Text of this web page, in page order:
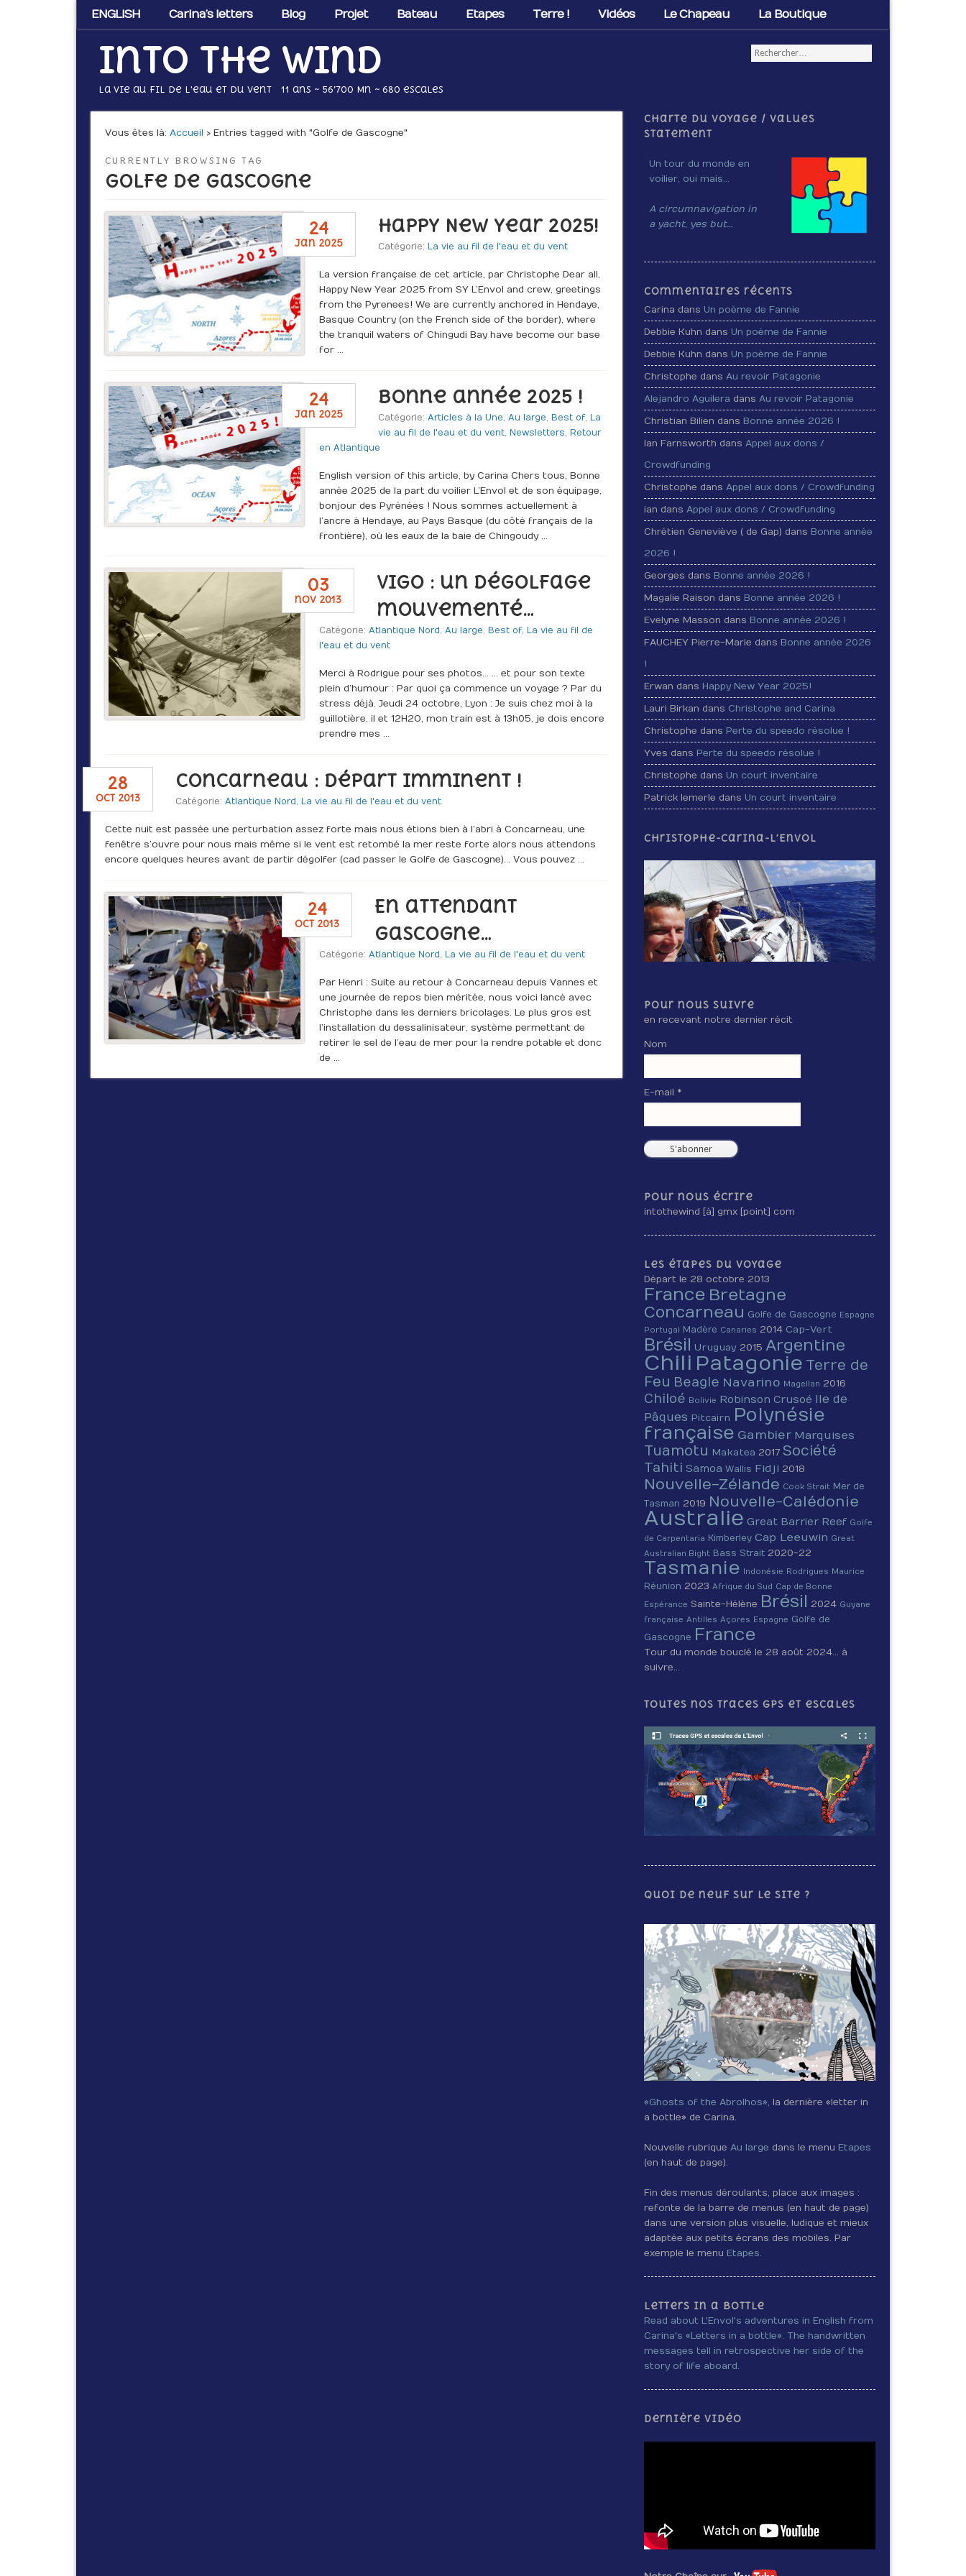
ENGLISH Carina’s letters Blog Projet Bateau Etapes Terre ! Vidéos Le Chapeau La Boutique
Into the wind
La vie au fil de l'eau et du vent 11 ans ~ 56’700 Mn ~ 680 escales
Vous êtes là : Accueil › Entries tagged with "Golfe de Gascogne"
CURRENTLY BROWSING TAG
Golfe de Gascogne
24
jan 2025
Happy New Year 2025!
Catégorie:La vie au fil de l'eau et du vent
La version française de cet article, par Christophe Dear all,
Happy New Year 2025 from SY L’Envol and crew, greetings
from the Pyrenees! We are currently anchored in Hendaye,
Basque Country (on the French side of the border), where
the tranquil waters of Chingudi Bay have become our base
for …
24
jan 2025
Bonne année 2025 !
Catégorie:Articles à la Une ,Au large ,Best of,La
vie au fil de l'eau et du vent ,Newsletters ,Retour
en Atlantique
English version of this article, by Carina Chers tous, Bonne
année 2025 de la part du voilier L’Envol et de son équipage,
bonjour des Pyrénées ! Nous sommes actuellement à
l’ancre à Hendaye, au Pays Basque (du côté français de la
frontière), où les eaux de la baie de Chingoudy …
03
nov 2013
Vigo : un dégolfage
mouvementé…
Catégorie: Atlantique Nord , Au large, Best of, La vie au fil de
l'eau et du vent
Merci à Rodrigue pour ses photos… … et pour son texte
plein d’humour : Par quoi ça commence un voyage ? Par du
stress déjà. Jeudi 24 octobre, Lyon : Je suis chez moi à la
guillotière, il et 12H2O, mon train est à 13h05, je dois encore
prendre mes …
28
oct 2013
Concarneau : départ imminent !
Catégorie: Atlantique Nord , La vie au fil de l'eau et du vent
Cette nuit est passée une perturbation assez forte mais nous étions bien à l’abri à Concarneau, une
fenêtre s’ouvre pour nous mais même si le vent est retombé la mer reste forte alors nous attendons
encore quelques heures avant de partir dégolfer (cad passer le Golfe de Gascogne)… Vous pouvez …
24
oct 2013
En attendant
Gascogne…
Catégorie: Atlantique Nord La vie au fil de l'eau et du vent
Par Henri : Suite au retour à Concarneau depuis Vannes et
une journée de repos bien méritée, nous voici lancé avec
Christophe dans les derniers bricolages. Le plus gros est
l’installation du dessalinisateur, système permettant de
retirer le sel de l’eau de mer pour la rendre potable et donc
de …
Charte du voyage / Values
Statement
Un tour du monde en
voilier, oui mais…
A circumnavigation in
a yacht, yes but…
Commentaires récents
Carina dans Un poème de Fannie
Debbie Kuhn dans Un poème de Fannie
Debbie Kuhn dans Un poème de Fannie
Christophe dansAu revoir Patagonie
Alejandro Aguilera dansAu revoir Patagonie
Christian Bilien dans Bonne année 2026 !
Ian Farnsworth dansAppel aux dons /
Crowdfunding
Christophe dansAppel aux dons / Crowdfunding
ian dansAppel aux dons / Crowdfunding
Chrétien Geneviève ( de Gap) dans Bonne année
2026 !
Georges dans Bonne année 2026 !
Magalie Raison dans Bonne année 2026 !
Evelyne Masson dans Bonne année 2026 !
FAUCHEY Pierre-Marie dans Bonne année 2026
!
Erwan dans Happy New Year 2025!
Lauri Birkan dans Christophe and Carina
Christophe dans Perte du speedo résolue !
Yves dans Perte du speedo résolue !
Christophe dans Un court inventaire
Patrick lemerle dans Un court inventaire
Christophe-Carina-L’Envol
Pour nous suivre
en recevant notre dernier récit
Nom
E-mail *
Pour nous écrire
intothewind [à] gmx [point] com
Les étapes du voyage
Départ le 28 octobre 2013
France Bretagne
Concarneau Golfe de Gascogne Espagne
Portugal Madère Canaries 2014 Cap-Vert
Brésil Uruguay 2015Argentine
Chili Patagonie Terre de
Feu Beagle Navarino Magellan 2016
Chiloé Bolivie Robinson Crusoé Ile de
Pâques Pitcairn Polynésie
française Gambier Marquises
Tuamotu Makatea 2017Société
Tahiti Samoa Wallis Fidji 2018
Nouvelle-Zélande Cook Strait Mer de
Tasman 2019 Nouvelle-Calédonie
Australie Great Barrier Reef Golfe
de Carpentaria Kimberley Cap Leeuwin Great
Australian Bight Bass Strait 2020-22
Tasmanie Indonésie Rodrigues Maurice
Réunion 2023Afrique du Sud Cap de Bonne
Espérance Sainte-Hélène Brésil 2024 Guyane
française Antilles Açores Espagne Golfe de
Gascogne France
Tour du monde bouclé le 28 août 2024… à
suivre…
Toutes nos traces GPS et escales
Quoi de neuf sur le site ?
«Ghosts of the Abrolhos», la dernière «letter in
a bottle» de Carina.
Nouvelle rubriqueAu large dans le menu Etapes
(en haut de page).
Fin des menus déroulants, place aux images :
refonte de la barre de menus (en haut de page)
dans une version plus visuelle, ludique et mieux
adaptée aux petits écrans des mobiles. Par
exemple le menu Etapes.
Letters in a bottle
Read about L'Envol's adventures in English from
Carina's «Letters in a bottle». The handwritten
messages tell in retrospective her side of the
story of life aboard.
Dernière vidéo